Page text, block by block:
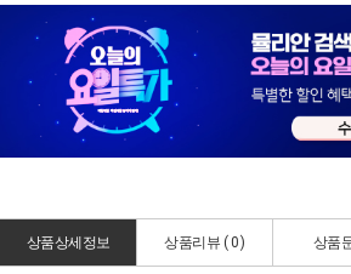
상품상세정보 상품리뷰 ( 0) 상품